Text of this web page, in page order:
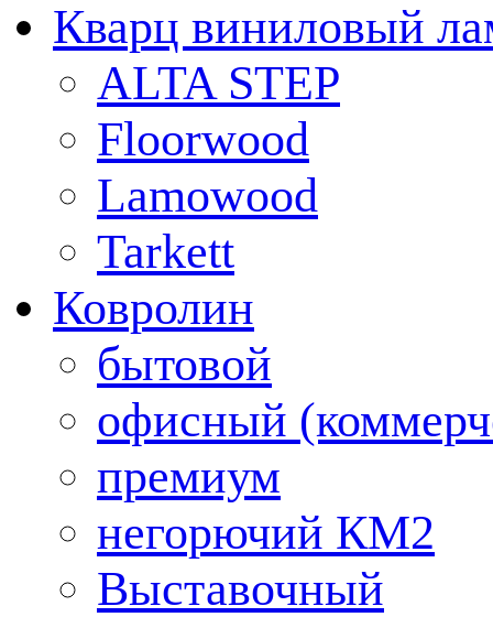
Кварц виниловый
ALTA STEP
Floorwood
Lamowood
Tarkett
Ковролин
бытовой
офисный
премиум
негорючий КМ2
Выставочный